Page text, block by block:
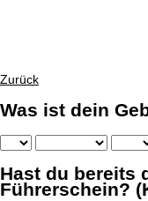
Zurück
Was ist dein
Hast du bereits
Führerschein?